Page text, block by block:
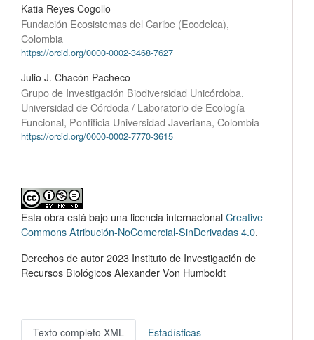
Katia Reyes Cogollo
Fundación Ecosistemas del Caribe (Ecodelca),
Colombia
https://orcid.org/0000-0002-3468-7627
Julio J. Chacón Pacheco
Grupo de Investigación Biodiversidad Unicórdoba,
Universidad de Córdoda / Laboratorio de Ecología
Funcional, Pontificia Universidad Javeriana, Colombia
https://orcid.org/0000-0002-7770-3615
Texto completo XML
Estadísticas
Esta obra está bajo una licencia internacionalCreative
Commons Atribución-NoComercial-SinDerivadas 4.0.
Derechos de autor 2023 Instituto de Investigación de
Recursos Biológicos Alexander Von Humboldt